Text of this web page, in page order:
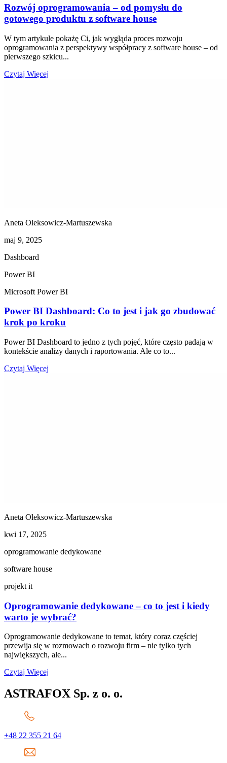
Rozwój oprogramowania – od pomysłu do
gotowego produktu z software house
W tym artykule pokażę Ci, jak wygląda proces rozwoju
oprogramowania z perspektywy współpracy z software house – od
pierwszego szkicu...
Czytaj Więcej
Aneta Oleksowicz-Martuszewska
maj 9, 2025
Dashboard
Power BI
Microsoft Power BI
Power BI Dashboard: Co to jest i jak go zbudować
krok po kroku
Power BI Dashboard to jedno z tych pojęć, które często padają w
kontekście analizy danych i raportowania. Ale co to...
Czytaj Więcej
Aneta Oleksowicz-Martuszewska
kwi 17, 2025
oprogramowanie dedykowane
software house
projekt it
Oprogramowanie dedykowane – co to jest i kiedy
warto je wybrać?
Oprogramowanie dedykowane to temat, który coraz częściej
przewija się w rozmowach o rozwoju firm – nie tylko tych
największych, ale...
Czytaj Więcej
ASTRAFOX Sp. z o. o.
+48 22 355 21 64